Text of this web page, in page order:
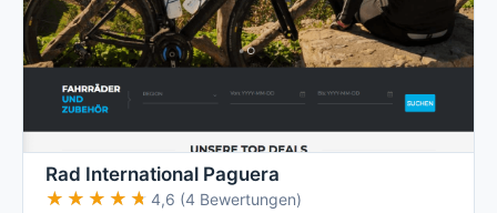
Rad International Paguera
★★★★★
★★★★★ 4,6 (4 Bewertungen)